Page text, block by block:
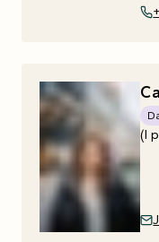
(I